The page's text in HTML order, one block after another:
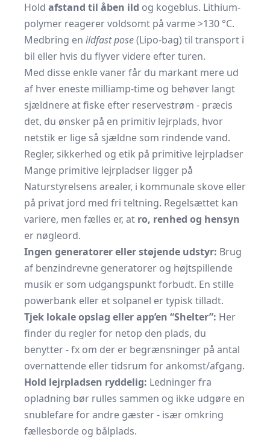
Hold afstand til åben ild og kogeblus. Lithium-
polymer reagerer voldsomt på varme >130 °C.
Medbring en ildfast pose(Lipo-bag) til transport i
bil eller hvis du flyver videre efter turen.
Med disse enkle vaner får du markant mere ud
af hver eneste milliamp-time og behøver langt
sjældnere at fiske efter reservestrøm - præcis
det, du ønsker på en primitiv lejrplads, hvor
netstik er lige så sjældne som rindende vand.
Regler, sikkerhed og etik på primitive lejrpladser
Mange primitive lejrpladser ligger på
Naturstyrelsens arealer, i kommunale skove eller
på privat jord med fri teltning. Regelsættet kan
variere, men fælles er, at ro, renhed og hensyn
er nøgleord.
Ingen generatorer eller støjende udstyr: Brug
af benzindrevne generatorer og højtspillende
musik er som udgangspunkt forbudt. En stille
powerbank eller et solpanel er typisk tilladt.
Tjek lokale opslag eller app’en “Shelter”: Her
finder du regler for netop den plads, du
benytter - fx om der er begrænsninger på antal
overnattende eller tidsrum for ankomst/afgang.
Hold lejrpladsen ryddelig: Ledninger fra
opladning bør rulles sammen og ikke udgøre en
snublefare for andre gæster - især omkring
fællesborde og bålplads.